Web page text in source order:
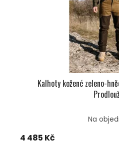
Kalhoty kožené zeleno-
Na
4 485 Kč